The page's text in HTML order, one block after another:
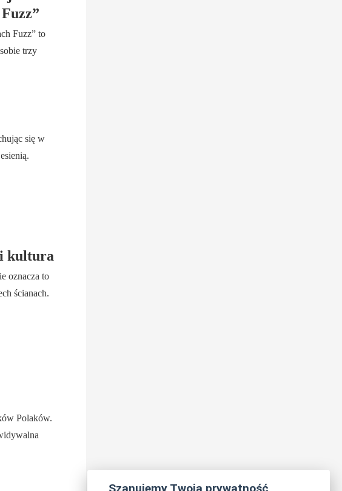
Fuzz” to
trzy
się w
kultura
oznacza to
ścianach.
Polaków.